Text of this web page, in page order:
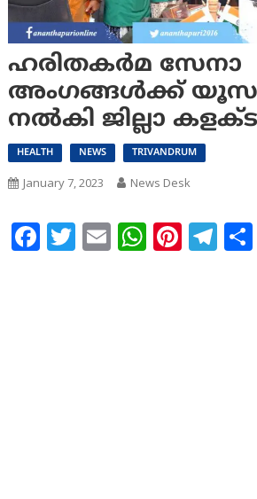
ഹരിതകര്‍മ സേനാ
അംഗങ്ങള്‍ക്ക്
നല്‍കി ജില്ലാ
HEALTH NEWS TRIVANDRUM
January 7, 2023 News Desk
Facebook
Twitter
Email